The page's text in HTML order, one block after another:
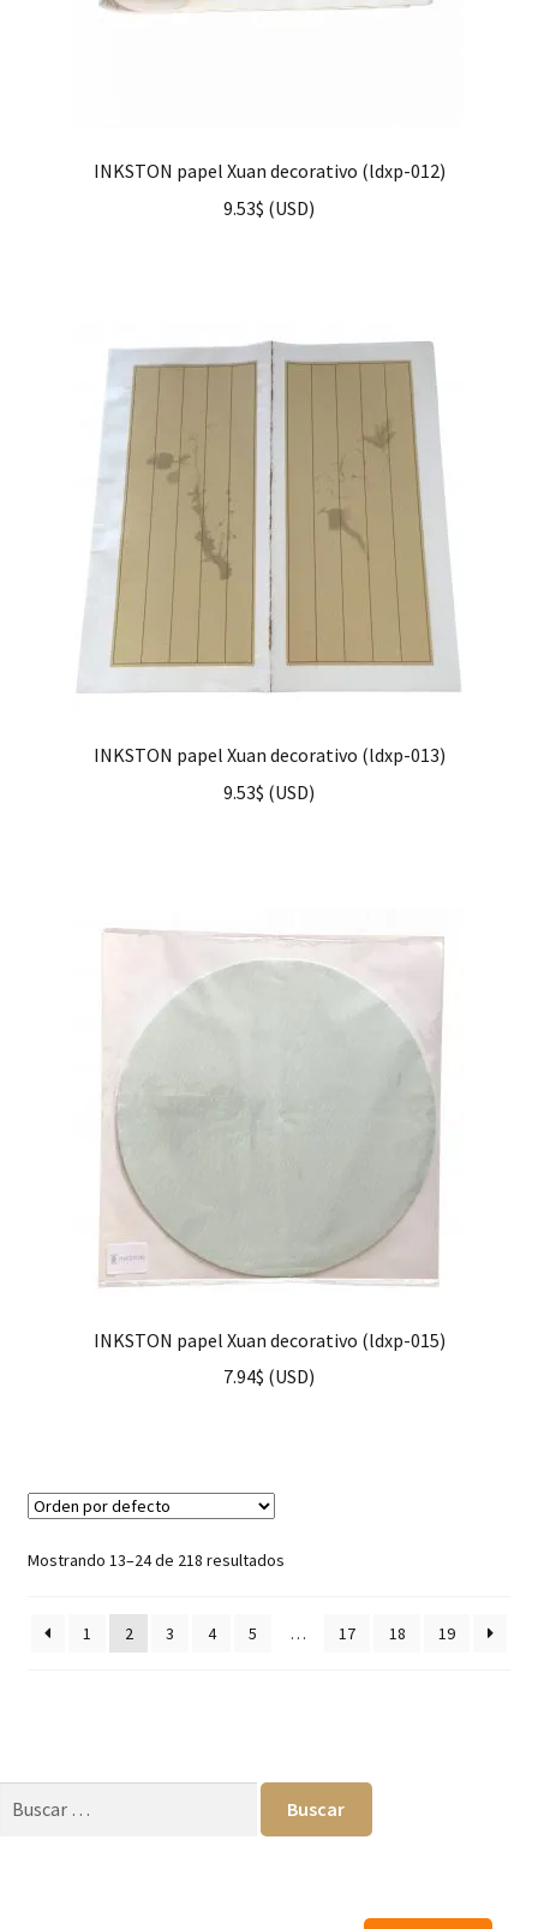
INKSTON papel Xuan decorativo (ldxp-012)
9.53$ (USD)
INKSTON papel Xuan decorativo (ldxp-013)
9.53$ (USD)
INKSTON papel Xuan decorativo (ldxp-015)
7.94$ (USD)
Mostrando 13–24 de 218 resultados
1 2 3 4 5 … 17 18 19